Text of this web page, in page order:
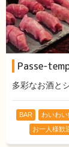
Passe-
多彩なお酒と
BAR わいわい
お一人様歓